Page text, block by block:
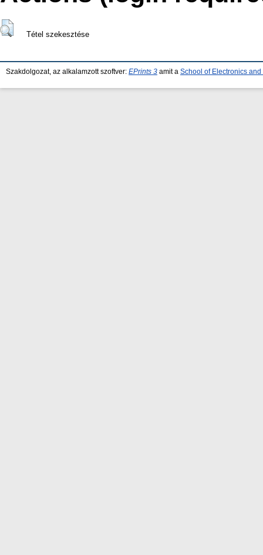
Tétel szekesztése
Szakdolgozat, az alkalamzott szoftver: EPrints 3 amit a School of Electronics